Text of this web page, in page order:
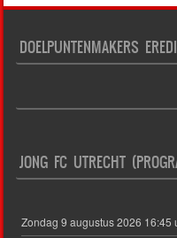
DOELPUNTENMAKERS
JONG FC UTRECHT
Zondag 9 augustus 2026 16:45